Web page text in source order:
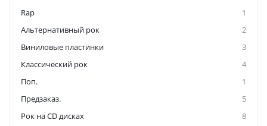
Rap
1
Альтернативный рок
2
Виниловые пластинки
3
Классический рок
4
Поп.
1
Предзаказ.
5
Рок на CD дисках
8